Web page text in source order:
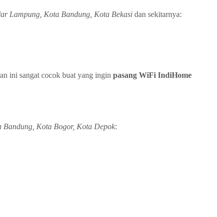
Lampung, Kota Bandung, Kota Bekasi dan sekitarnya:
ini sangat cocok buat yang ingin pasang WiFi IndiHome
Bandung, Kota Bogor, Kota Depok: